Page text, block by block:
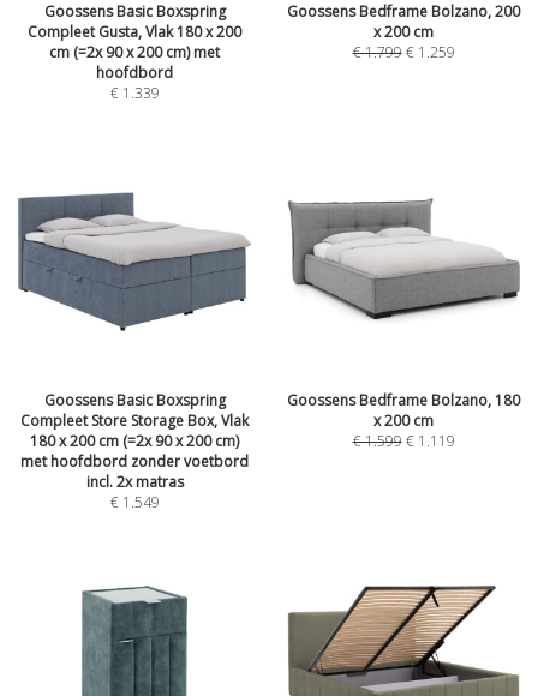
Goossens Basic Boxspring
Compleet Gusta, Vlak 180 x 200
cm (=2x 90 x 200 cm) met
hoofdbord
€ 1.339
Goossens Bedframe Bolzano, 200
x 200 cm
€1.799 € 1.259
Goossens Basic Boxspring
Compleet Store Storage Box, Vlak
180 x 200 cm (=2x 90 x 200 cm)
met hoofdbord zonder voetbord
incl. 2x matras
€ 1.549
Goossens Bedframe Bolzano, 180
x 200 cm
€1.599 € 1.119